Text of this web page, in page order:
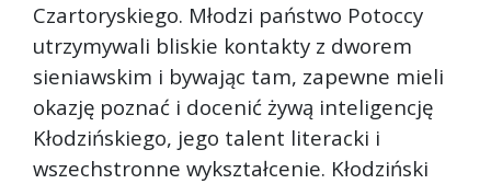
Czartoryskiego. Młodzi państwo Potoccy
utrzymywali bliskie kontakty z dworem
sieniawskim i bywając tam, zapewne mieli
okazję poznać i docenić żywą inteligencję
Kłodzińskiego, jego talent literacki i
wszechstronne wykształcenie. Kłodziński